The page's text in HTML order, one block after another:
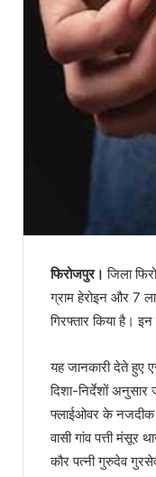
फिरोजपुर। जिला
ग्राम हेरोइन और 7
गिरफ्तार किया है।
यह जानकारी देते हुए
दिशा-निर्देशों
फ्लाईओवर के नजदीक
वासी गांव पत्ती मंसूर
कौर पत्नी गुरुदेव